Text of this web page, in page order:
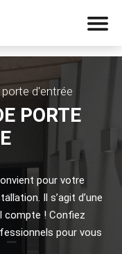
d'entrée
PORTE
pour votre
Il s’agit d’une
compte ! Confiez
pour vous